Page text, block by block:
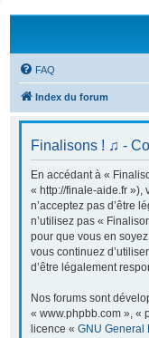
FAQ
Index du forum
Finalisons ! ♫ -
En accédant à «
« http://finale-aide.fr »),
n’acceptez pas d’être
n’utilisez pas «
pour que vous en
vous continuez
d’être légalement
Nos forums sont
« www.phpbb.com », «
licence « GNU General